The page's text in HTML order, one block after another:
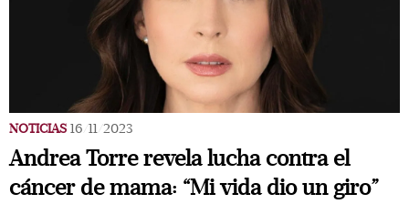
NOTICIAS 16/11/2023
Andrea Torre revela lucha contra el
cáncer de mama: “Mi vida dio un giro”